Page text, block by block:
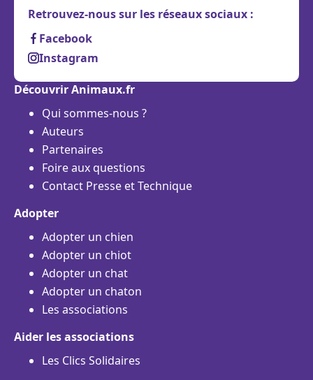
Retrouvez-nous sur les réseaux sociaux :
Facebook
Instagram
Découvrir Animaux.fr
Qui sommes-nous ?
Auteurs
Partenaires
Foire aux questions
Contact Presse et Technique
Adopter
Adopter un chien
Adopter un chiot
Adopter un chat
Adopter un chaton
Les associations
Aider les associations
Les Clics Solidaires